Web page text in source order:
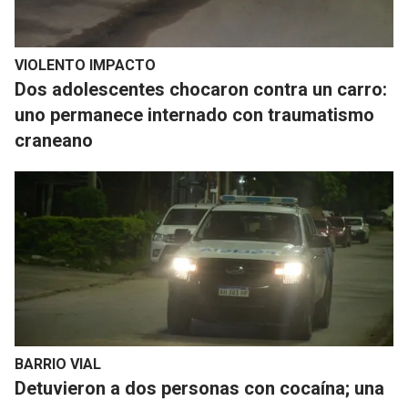
VIOLENTO IMPACTO
Dos adolescentes chocaron contra un carro:
uno permanece internado con traumatismo
craneano
BARRIO VIAL
Detuvieron a dos personas con cocaína; una